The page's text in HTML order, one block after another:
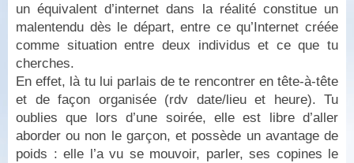
un équivalent d’internet dans la réalité constitue un
malentendu dès le départ, entre ce qu’Internet créée
comme situation entre deux individus et ce que tu
cherches.
En effet, là tu lui parlais de te rencontrer en tête-à-tête
et de façon organisée (rdv date/lieu et heure). Tu
oublies que lors d’une soirée, elle est libre d’aller
aborder ou non le garçon, et possède un avantage de
poids : elle l’a vu se mouvoir, parler, ses copines le